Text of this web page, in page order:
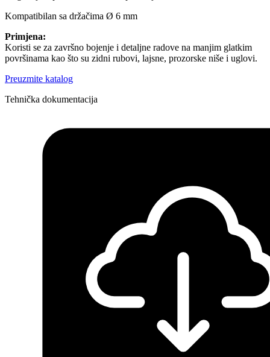
Kompatibilan sa držačima Ø 6 mm
Primjena:
Koristi se za završno bojenje i detaljne radove na manjim glatkim
površinama kao što su zidni rubovi, lajsne, prozorske niše i uglovi.
Preuzmite katalog
Tehnička dokumentacija